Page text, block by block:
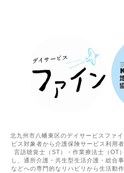
北九州市八幡東区のデイサービスファ
ビス対象者から介護保険サービス利用
言語聴覚士（ST）・作業療法士（OT
し、通所介護・共生型生活介護・総合
などへの専門的なリハビリから生活動